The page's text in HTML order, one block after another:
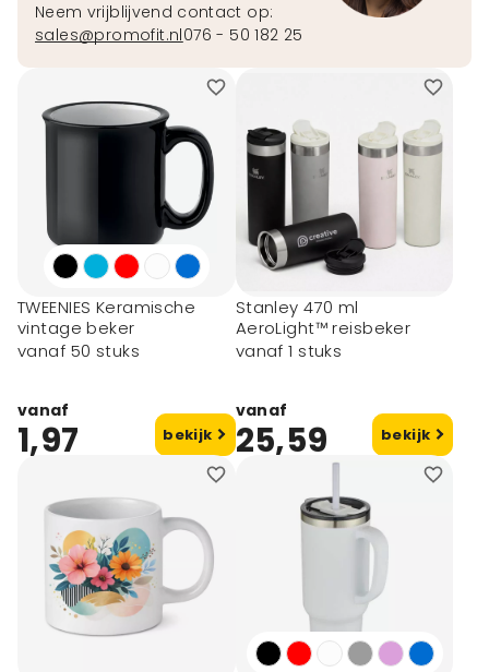
Neem vrijblijvend contact op:
sales@promofit.nl076 - 50 182 25
TWEENIES Keramische
vintage beker
vanaf 50 stuks
vanaf
1,97 bekijk
Stanley 470 ml
AeroLight™ reisbeker
vanaf 1 stuks
vanaf
25,59 bekijk